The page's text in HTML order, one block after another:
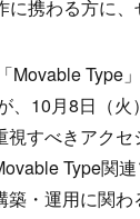
に携わる方に、
Movable Type
、10月8日（
視すべきアク
Type関
築・運用に関わ